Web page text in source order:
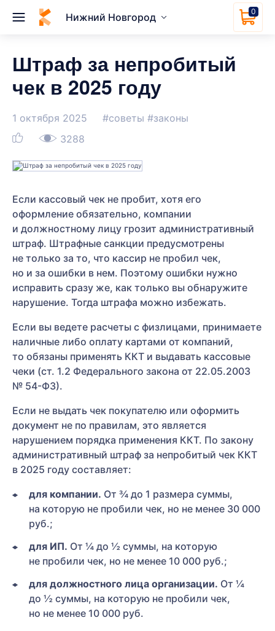
Нижний Новгород 0
Штраф за непробитый
чек в 2025 году
1 октября 2025 #советы #законы
3288
Если кассовый чек не пробит, хотя его
оформление обязательно, компании
и должностному лицу грозит административный
штраф. Штрафные санкции предусмотрены
не только за то, что кассир не пробил чек,
но и за ошибки в нем. Поэтому ошибки нужно
исправить сразу же, как только вы обнаружите
нарушение. Тогда штрафа можно избежать.
Если вы ведете расчеты с физлицами, принимаете
наличные либо оплату картами от компаний,
то обязаны применять ККТ и выдавать кассовые
чеки (ст. 1.2 Федерального закона от 22.05.2003
№ 54-ФЗ).
Если не выдать чек покупателю или оформить
документ не по правилам, это является
нарушением порядка применения ККТ. По закону
административный штраф за непробитый чек ККТ
в 2025 году составляет:
для компании. От ¾ до 1 размера суммы,
на которую не пробили чек, но не менее 30 000
руб.;
для ИП. От ¼ до ½ суммы, на которую
не пробили чек, но не менее 10 000 руб.;
для должностного лица организации. От ¼
до ½ суммы, на которую не пробили чек,
но не менее 10 000 руб.